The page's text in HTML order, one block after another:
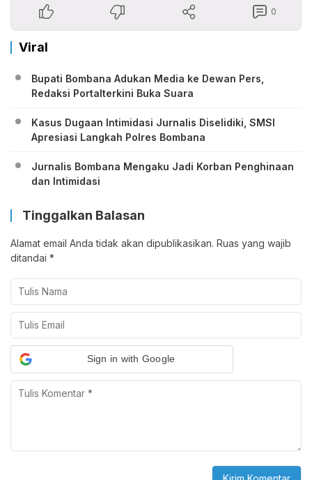
0
Viral
Bupati Bombana Adukan Media ke Dewan Pers,
Redaksi Portalterkini Buka Suara
Kasus Dugaan Intimidasi Jurnalis Diselidiki, SMSI
Apresiasi Langkah Polres Bombana
Jurnalis Bombana Mengaku Jadi Korban Penghinaan
dan Intimidasi
Tinggalkan Balasan
Alamat email Anda tidak akan dipublikasikan. Ruas yang wajib
ditandai *
Sign in with Google